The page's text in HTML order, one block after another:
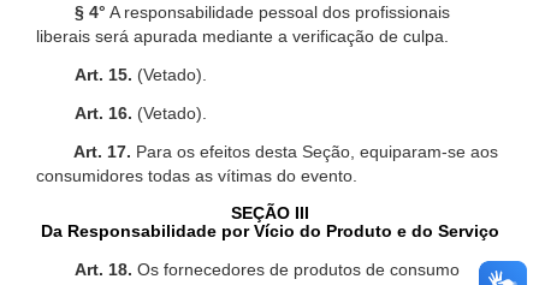
§ 4° A responsabilidade pessoal dos profissionais
liberais será apurada mediante a verificação de culpa.
Art. 15. (Vetado).
Art. 16. (Vetado).
Art. 17. Para os efeitos desta Seção, equiparam-se aos
consumidores todas as vítimas do evento.
SEÇÃO III
Da Responsabilidade por Vício do Produto e do Serviço
Art. 18. Os fornecedores de produtos de consumo